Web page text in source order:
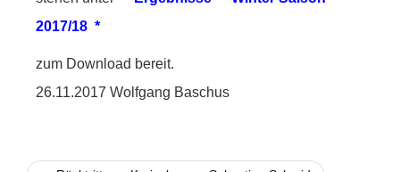
2017/18 *
zum Download bereit.
26.11.2017 Wolfgang Baschus